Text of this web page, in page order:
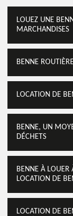
LOUEZ UNE
MARCHANDISES
BENNE
LOCATION DE
BENNE, UN
DÉCHETS
BENNE À LOUER
LOCATION DE
LOCATION DE